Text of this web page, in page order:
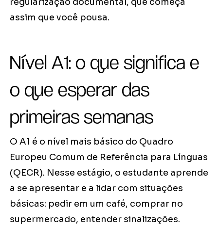
assim que você pousa.
Nível A1: o que significa e
o que esperar das
primeiras semanas
O A1 é o nível mais básico do Quadro
Europeu Comum de Referência para Línguas
(QECR). Nesse estágio, o estudante aprende
a se apresentar e a lidar com situações
básicas: pedir em um café, comprar no
supermercado, entender sinalizações.